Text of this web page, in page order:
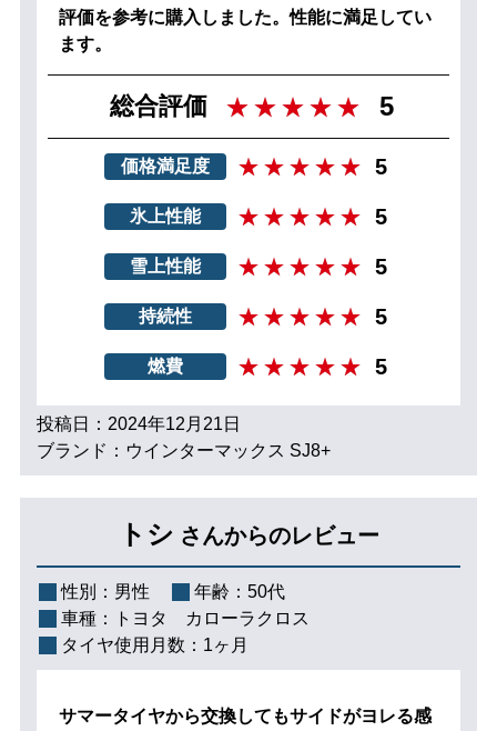
評価を参考に購入しました。性能に満足してい
ます。
総合評価 5
価格満足度 5
氷上性能 5
雪上性能 5
持続性 5
燃費 5
投稿日：2024年12月21日
ブランド：ウインターマックス SJ8+
トシ さんからのレビュー
性別： 男性 年齢： 50代
車種：
トヨタ カローラクロス
タイヤ使用月数： 1ヶ月
サマータイヤから交換してもサイドがヨレる感